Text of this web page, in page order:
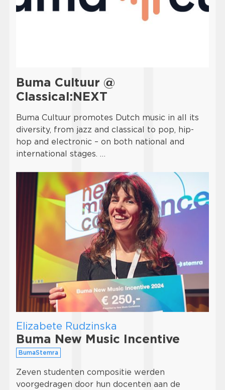
Buma Cultuur @
Classical:NEXT
Buma Cultuur promotes Dutch music in all its
diversity, from jazz and classical to pop, hip-
hop and electronic – on both national and
international stages. …
Elizabete Rudzinska
Buma New Music Incentive
BumaStemra
Zeven studenten compositie werden